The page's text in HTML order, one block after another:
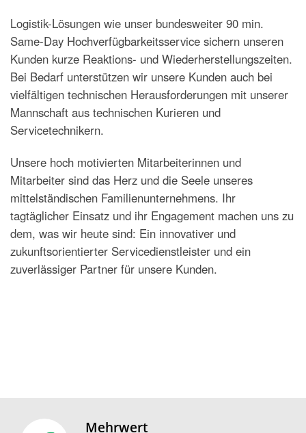
Logistik-Lösungen wie unser bundesweiter 90 min.
Same-Day Hochverfügbarkeitsservice sichern unseren
Kunden kurze Reaktions- und Wiederherstellungszeiten.
Bei Bedarf unterstützen wir unsere Kunden auch bei
vielfältigen technischen Herausforderungen mit unserer
Mannschaft aus technischen Kurieren und
Servicetechnikern.
Unsere hoch motivierten Mitarbeiterinnen und
Mitarbeiter sind das Herz und die Seele unseres
mittelständischen Familienunternehmens. Ihr
tagtäglicher Einsatz und ihr Engagement machen uns zu
dem, was wir heute sind: Ein innovativer und
zukunftsorientierter Servicedienstleister und ein
zuverlässiger Partner für unsere Kunden.
Mehrwert